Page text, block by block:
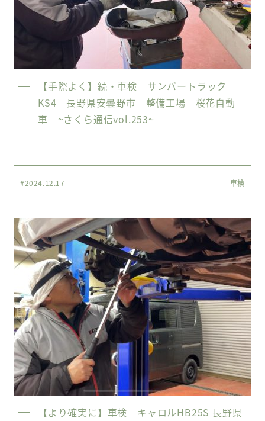
【手際よく】続・車検 サンバートラック
KS4 長野県安曇野市 整備工場 桜花自動
車 ~さくら通信vol.253~
#2024.12.17 車検
【より確実に】車検 キャロルHB25S 長野県